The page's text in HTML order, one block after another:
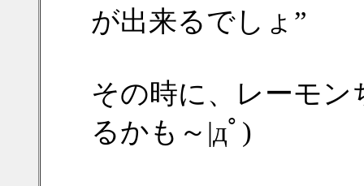
が出来るでしょ”
その時に、レーモ
るかも～|дﾟ)